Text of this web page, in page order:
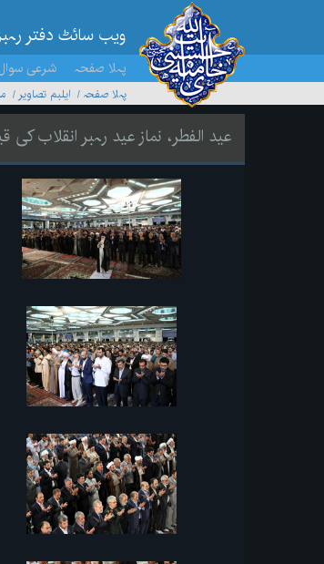
ویب سائٹ دفتر
پہلا صفحہ شرعی
پہلا صفحہ ایلبم تصاویر
عید الفطر، نماز عید رہبر انقلاب